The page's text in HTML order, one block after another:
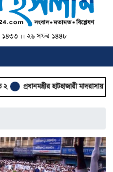
১৪৩৩ ।। ২৬ সফর ১৪৪৮
হাটহাজারী মাদরাসায় আগমন ঘিরে